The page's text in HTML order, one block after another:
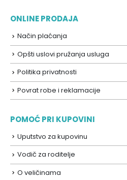
ONLINE PRODAJA
Način plaćanja
Opšti uslovi pružanja usluga
Politika privatnosti
Povrat robe i reklamacije
POMOĆ PRI KUPOVINI
Uputstvo za kupovinu
Vodič za roditelje
O veličinama